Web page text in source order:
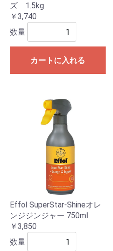
ズ 1.5kg
￥3,740
数量
カートに入れる
Effol SuperStar-Shineオレ
ンジジンジャー 750ml
￥3,850
数量